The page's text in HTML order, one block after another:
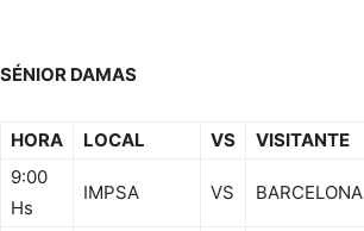
SÉNIOR DAMAS
HORA LOCAL VS VISITANTE
9:00
Hs
IMPSA VS BARCELONA